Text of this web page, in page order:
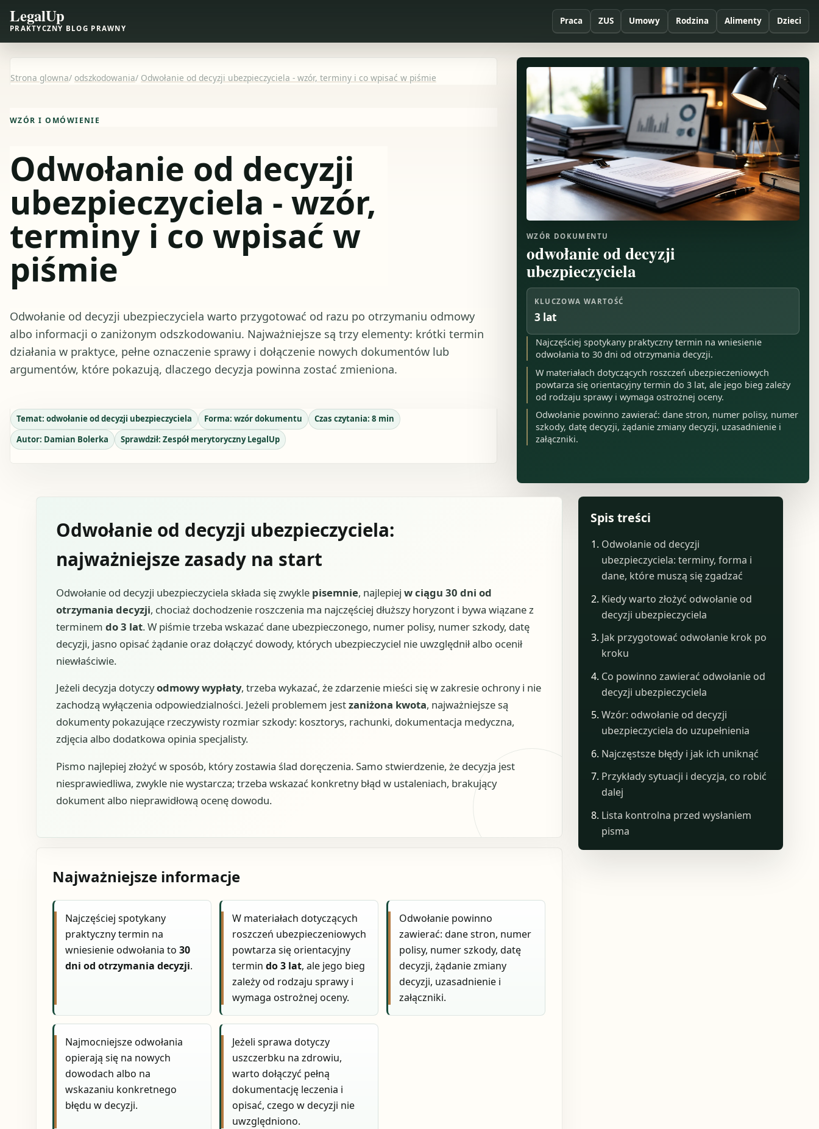
LegalUp
PRAKTYCZNY BLOG PRAWNY
Praca ZUS Umowy Rodzina Alimenty Dzieci
Strona glowna/ odszkodowania/ Odwołanie od decyzji ubezpieczyciela - wzór, terminy i co wpisać w piśmie
WZÓR I OMÓWIENIE
Odwołanie od decyzji
ubezpieczyciela - wzór,
terminy i co wpisać w
piśmie
Odwołanie od decyzji ubezpieczyciela warto przygotować od razu po otrzymaniu odmowy
albo informacji o zaniżonym odszkodowaniu. Najważniejsze są trzy elementy: krótki termin
działania w praktyce, pełne oznaczenie sprawy i dołączenie nowych dokumentów lub
argumentów, które pokazują, dlaczego decyzja powinna zostać zmieniona.
Temat: odwołanie od decyzji ubezpieczyciela Forma: wzór dokumentu Czas czytania: 8 min
Autor: Damian Bolerka Sprawdził: Zespół merytoryczny LegalUp
WZÓR DOKUMENTU
odwołanie od decyzji
ubezpieczyciela
KLUCZOWA WARTOŚĆ
3 lat
Najczęściej spotykany praktyczny termin na wniesienie
odwołania to 30 dni od otrzymania decyzji.
W materiałach dotyczących roszczeń ubezpieczeniowych
powtarza się orientacyjny termin do 3 lat, ale jego bieg zależy
od rodzaju sprawy i wymaga ostrożnej oceny.
Odwołanie powinno zawierać: dane stron, numer polisy, numer
szkody, datę decyzji, żądanie zmiany decyzji, uzasadnienie i
załączniki.
Odwołanie od decyzji ubezpieczyciela:
najważniejsze zasady na start
Odwołanie od decyzji ubezpieczyciela składa się zwykle pisemnie, najlepiej w ciągu 30 dni od
otrzymania decyzji, chociaż dochodzenie roszczenia ma najczęściej dłuższy horyzont i bywa wiązane z
terminem do 3 lat. W piśmie trzeba wskazać dane ubezpieczonego, numer polisy, numer szkody, datę
decyzji, jasno opisać żądanie oraz dołączyć dowody, których ubezpieczyciel nie uwzględnił albo ocenił
niewłaściwie.
Jeżeli decyzja dotyczyodmowy wypłaty, trzeba wykazać, że zdarzenie mieści się w zakresie ochrony i nie
zachodzą wyłączenia odpowiedzialności. Jeżeli problemem jestzaniżona kwota, najważniejsze są
dokumenty pokazujące rzeczywisty rozmiar szkody: kosztorys, rachunki, dokumentacja medyczna,
zdjęcia albo dodatkowa opinia specjalisty.
Pismo najlepiej złożyć w sposób, który zostawia ślad doręczenia. Samo stwierdzenie, że decyzja jest
niesprawiedliwa, zwykle nie wystarcza; trzeba wskazać konkretny błąd w ustaleniach, brakujący
dokument albo nieprawidłową ocenę dowodu.
Najważniejsze informacje
Najczęściej spotykany
praktyczny termin na
wniesienie odwołania to30
dni od otrzymania decyzji.
W materiałach dotyczących
roszczeń ubezpieczeniowych
powtarza się orientacyjny
termindo 3 lat, ale jego bieg
zależy od rodzaju sprawy i
wymaga ostrożnej oceny.
Odwołanie powinno
zawierać: dane stron, numer
polisy, numer szkody, datę
decyzji, żądanie zmiany
decyzji, uzasadnienie i
załączniki.
Najmocniejsze odwołania
opierają się na nowych
dowodach albo na
wskazaniu konkretnego
błędu w decyzji.
Jeżeli sprawa dotyczy
uszczerbku na zdrowiu,
warto dołączyć pełną
dokumentację leczenia i
opisać, czego w decyzji nie
uwzględniono.
Spis treści
Odwołanie od decyzji
ubezpieczyciela: terminy, forma i
dane, które muszą się zgadzać
Kiedy warto złożyć odwołanie od
decyzji ubezpieczyciela
Jak przygotować odwołanie krok po
kroku
Co powinno zawierać odwołanie od
decyzji ubezpieczyciela
Wzór: odwołanie od decyzji
ubezpieczyciela do uzupełnienia
Najczęstsze błędy i jak ich uniknąć
Przykłady sytuacji i decyzja, co robić
dalej
Lista kontrolna przed wysłaniem
pisma